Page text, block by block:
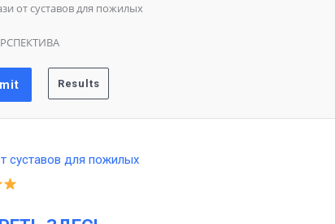
от суставов для пожилых